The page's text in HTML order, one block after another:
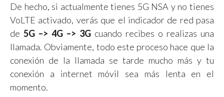
De hecho, si actualmente tienes 5G NSA y no tienes
VoLTE activado, verás que el indicador de red pasa
de 5G –> 4G –> 3G cuando recibes o realizas una
llamada. Obviamente, todo este proceso hace que la
conexión de la llamada se tarde mucho más y tu
conexión a internet móvil sea más lenta en el
momento.